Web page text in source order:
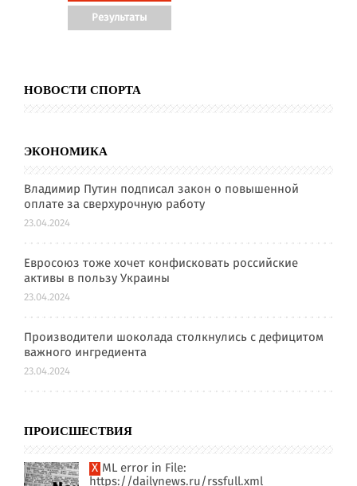
НОВОСТИ СПОРТА
ЭКОНОМИКА
Владимир Путин подписал закон о повышенной
оплате за сверхурочную работу
23.04.2024
Евросоюз тоже хочет конфисковать российские
активы в пользу Украины
23.04.2024
Производители шоколада столкнулись с дефицитом
важного ингредиента
23.04.2024
ПРОИСШЕСТВИЯ
XML error in File: